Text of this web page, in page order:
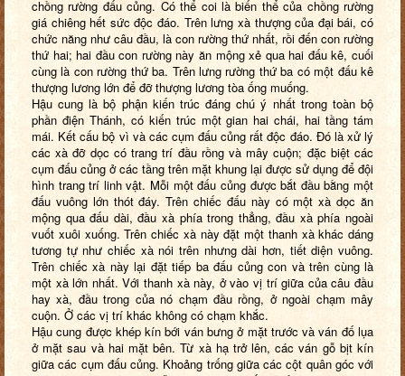
chồng rường đấu củng. Có thể coi là biến thể của chồng rường
giá chiêng hết sức độc đáo. Trên lưng xà thượng của đại bái, có
chức năng như câu đầu, là con rường thứ nhất, rồi đến con rường
thứ hai; hai đầu con rường này ăn mộng xẻ qua hai đấu kê, cuối
cùng là con rường thứ ba. Trên lưng rường thứ ba có một đấu kê
thượng lương lớn để đỡ thượng lương tòa ống muống.
Hậu cung là bộ phận kiến trúc đáng chú ý nhất trong toàn bộ
phần điện Thánh, có kiến trúc một gian hai chái, hai tầng tám
mái. Kết cấu bộ vì và các cụm đấu củng rất độc đáo. Đó là xử lý
các xà đỡ dọc có trang trí đầu rồng và mây cuộn; đặc biệt các
cụm đấu củng ở các tầng trên mặt khung lại được sử dụng để đội
hình trang trí linh vật. Mỗi một đấu củng được bắt đầu bằng một
đấu vuông lớn thót đáy. Trên chiếc đấu này có một xà dọc ăn
mộng qua đấu dài, đầu xà phía trong thẳng, đầu xà phía ngoài
vuốt xuôi xuống. Trên chiếc xà này đặt một thanh xà khác dáng
tương tự như chiếc xà nói trên nhưng dài hơn, tiết diện vuông.
Trên chiếc xà này lại đặt tiếp ba đấu củng con và trên cùng là
một xà lớn nhất. Với thanh xà này, ở vào vị trí giữa của câu đầu
hay xà, đầu trong của nó chạm đầu rồng, ở ngoài chạm mây
cuộn. Ở các vị trí khác không có chạm khắc.
Hậu cung được khép kín bới ván bưng ở mặt trước và ván đố lụa
ở mặt sau và hai mặt bên. Từ xà hạ trở lên, các ván gỗ bịt kín
giữa các cụm đấu củng. Khoảng trống giữa các cột quân góc với